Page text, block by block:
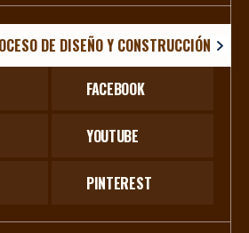
DE DISEÑO Y CONSTRUCCIÓN
FACEBOOK
YOUTUBE
PINTEREST